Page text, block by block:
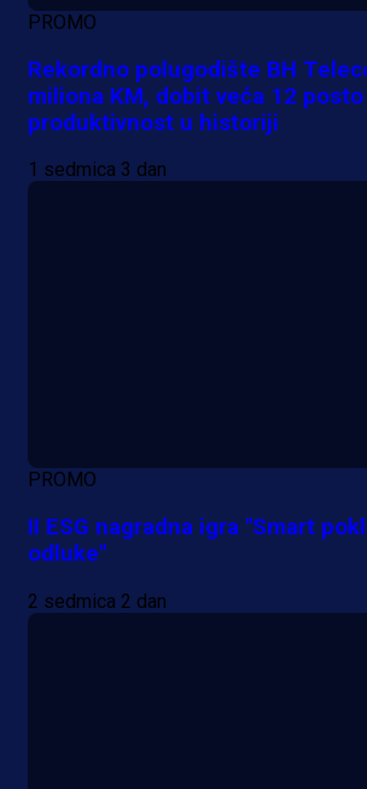
PROMO
Rekordno polugodište BH
miliona KM, dobit veća 12
produktivnost u historiji
1 sedmica 3 dan
PROMO
II ESG nagradna igra "Smart
odluke"
2 sedmica 2 dan